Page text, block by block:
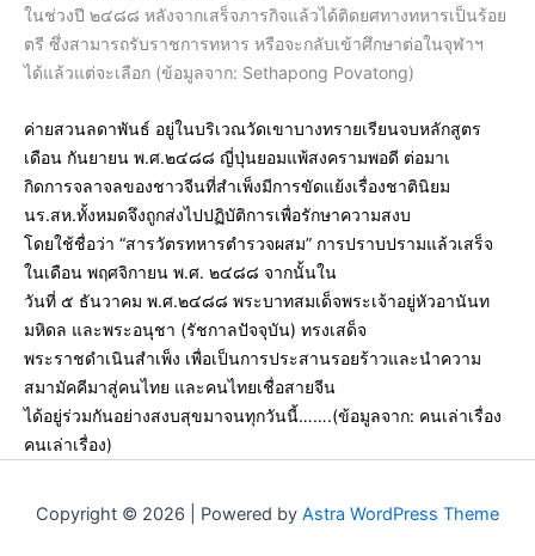
ในช่วงปี ๒๔๘๘ หลังจากเสร็จภารกิจแล้วได้ติดยศทางทหารเป็นร้อย
ตรี ซึ่งสามารถรับราชการทหาร หรือจะกลับเข้าศึกษาต่อในจุฬาฯ
ได้แล้วแต่จะเลือก (ข้อมูลจาก: Sethapong Povatong)
ค่ายสวนลดาพันธ์ อยู่ในบริเวณวัดเขาบางทรายเรียนจบหลักสูตร
เดือน กันยายน พ.ศ.๒๔๘๘ ญี่ปุ่นยอมแพ้สงครามพอดี ต่อมาเ
กิดการจลาจลของชาวจีนที่สำเพ็งมีการขัดแย้งเรื่องชาตินิยม
นร.สห.ทั้งหมดจึงถูกส่งไปปฏิบัติการเพื่อรักษาความสงบ
โดยใช้ชื่อว่า “สารวัตรทหารตำรวจผสม” การปราบปรามแล้วเสร็จ
ในเดือน พฤศจิกายน พ.ศ. ๒๔๘๘ จากนั้นใน
วันที่ ๕ ธันวาคม พ.ศ.๒๔๘๘ พระบาทสมเด็จพระเจ้าอยู่หัวอานันท
มหิดล และพระอนุชา (รัชกาลปัจจุบัน) ทรงเสด็จ
พระราชดำเนินสำเพ็ง เพื่อเป็นการประสานรอยร้าวและนำความ
สมามัคคีมาสู่คนไทย และคนไทยเชื่อสายจีน
ได้อยู่ร่วมกันอย่างสงบสุขมาจนทุกวันนี้…….(ข้อมูลจาก: คนเล่าเรื่อง
คนเล่าเรื่อง)
Copyright © 2026 | Powered by Astra WordPress Theme